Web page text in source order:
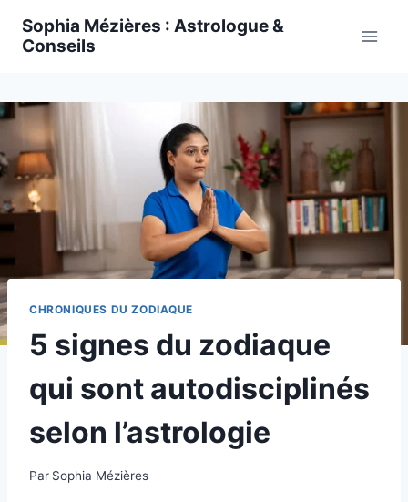
Sophia Mézières : Astrologue &
Conseils
CHRONIQUES DU ZODIAQUE
5 signes du zodiaque
qui sont autodisciplinés
selon l’astrologie
Par Sophia Mézières